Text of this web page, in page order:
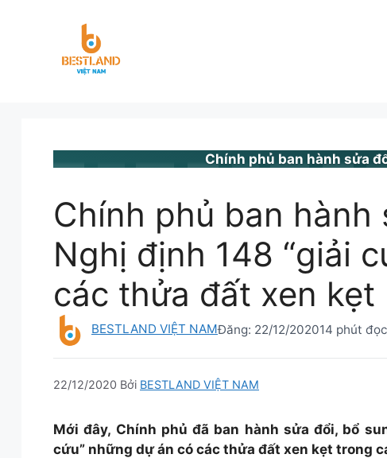
BESTLAND.VN•QUY HOẶCH ĐẤT ĐAI
Chính phủ ban hành sửa
Chính phủ ban hành
Nghị định 148 “giải
các thửa đất xen kẹt
BESTLAND VIỆT NAMĐăng: 22/12/202014 phút đọc
22/12/2020 Bởi BESTLAND VIỆT NAM
Mới đây, Chính phủ đã ban hành sửa đổi, bổ
cứu” những dự án có các thửa đất xen kẹt trong